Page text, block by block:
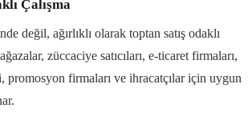
Çalışma
değil, ağırlıklı olarak toptan satış odaklı
züccaciye satıcıları, e-ticaret firmaları,
promosyon firmaları ve ihracatçılar için uygun